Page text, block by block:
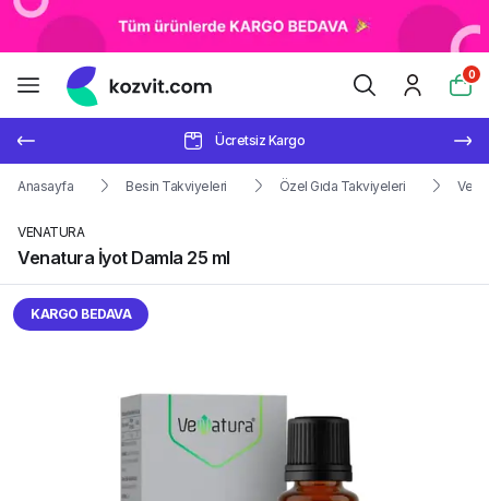
0
Ücretsiz Kargo
Anasayfa Besin Takviyeleri Özel Gıda Takviyeleri
VENATURA
Venatura İyot Damla 25 ml
KARGO BEDAVA